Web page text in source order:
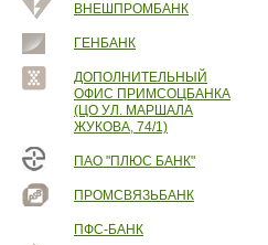
ВНЕШПРОМБАНК
ГЕНБАНК
ДОПОЛНИТЕЛЬНЫЙ
ОФИС ПРИМСОЦБАНКА
(ЦО УЛ. МАРШАЛА
ЖУКОВА, 74/1)
ПАО "ПЛЮС БАНК"
ПРОМСВЯЗЬБАНК
ПФС-БАНК